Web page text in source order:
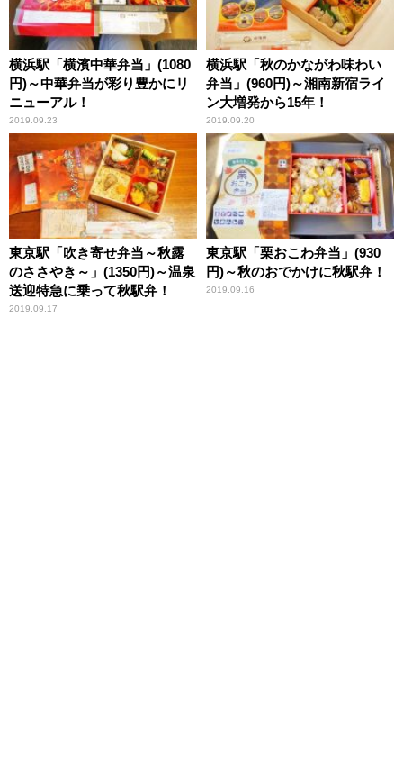
横浜駅「横濱中華弁当」(1080
円)～中華弁当が彩り豊かにリ
ニューアル！
2019.09.23
横浜駅「秋のかながわ味わい
弁当」(960円)～湘南新宿ライ
ン大増発から15年！
2019.09.20
東京駅「吹き寄せ弁当～秋露
のささやき～」(1350円)～温泉
送迎特急に乗って秋駅弁！
2019.09.17
東京駅「栗おこわ弁当」(930
円)～秋のおでかけに秋駅弁！
2019.09.16